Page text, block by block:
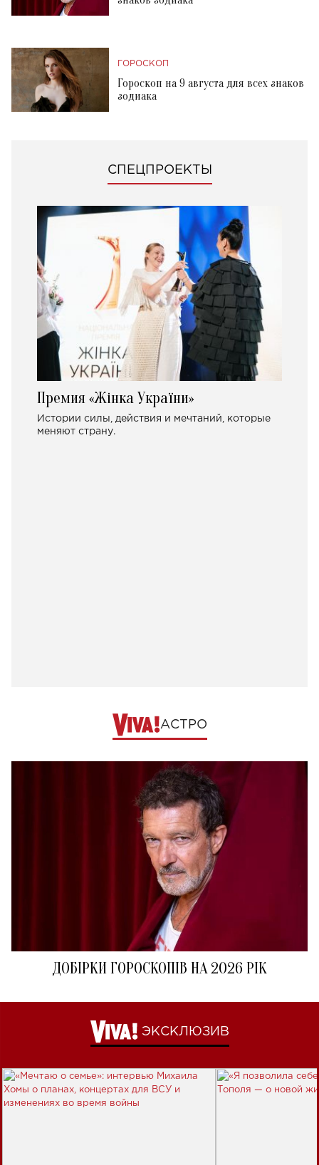
ГОРОСКОП
Гороскоп на 9 августа для всех знаков
зодиака
СПЕЦПРОЕКТЫ
Премия «Жінка України»
Истории силы, действия и мечтаний, которые
меняют страну.
АСТРО
ДОБІРКИ ГОРОСКОПІВ НА 2026 РІК
ЭКСКЛЮЗИВ